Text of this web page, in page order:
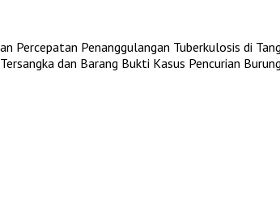
Percepatan Penanggulangan Tuberkulosis di
dan Barang Bukti Kasus Pencurian